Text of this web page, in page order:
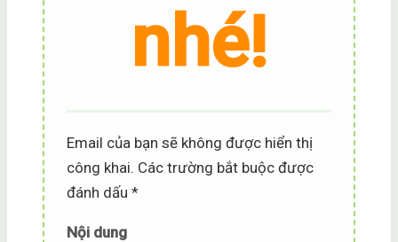
nhé!
Email của bạn sẽ không được hiển thị
công khai. Các trường bắt buộc được
đánh dấu *
Nội dung